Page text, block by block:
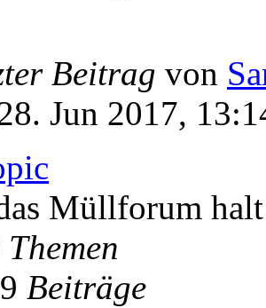
Beitrag von
Jun 2017,
Müllforum
Themen
Beiträge